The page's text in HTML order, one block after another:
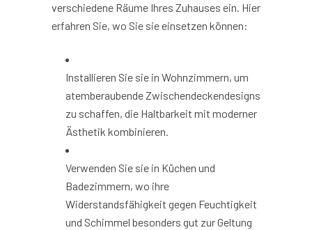
verschiedene Räume Ihres Zuhauses ein. Hier
erfahren Sie, wo Sie sie einsetzen können:
Installieren Sie sie in Wohnzimmern, um
atemberaubende Zwischendeckendesigns
zu schaffen, die Haltbarkeit mit moderner
Ästhetik kombinieren.
Verwenden Sie sie in Küchen und
Badezimmern, wo ihre
Widerstandsfähigkeit gegen Feuchtigkeit
und Schimmel besonders gut zur Geltung